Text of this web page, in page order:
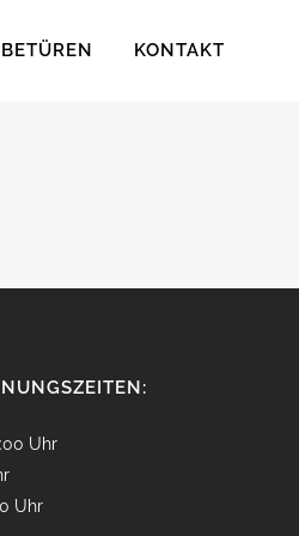
KONTAKT
Uhr
Uhr